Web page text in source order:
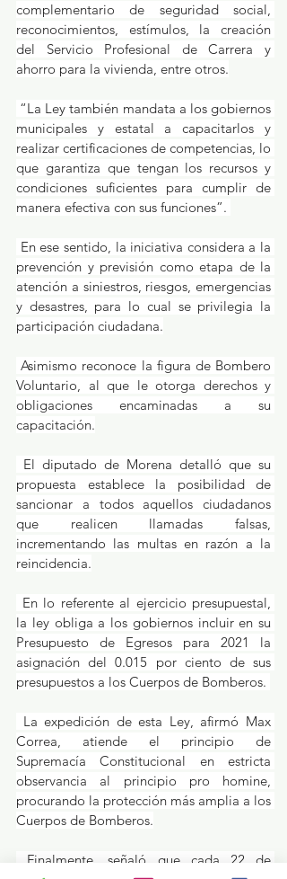
complementario de seguridad social,
reconocimientos, estímulos, la creación
del Servicio Profesional de Carrera y
ahorro para la vivienda, entre otros.
municipales y estatal a capacitarlos y
realizar certificaciones de competencias, lo
que garantiza que tengan los recursos y
condiciones suficientes para cumplir de
manera efectiva con sus funciones”.
prevención y previsión como etapa de la
atención a siniestros, riesgos, emergencias
y desastres, para lo cual se privilegia la
participación ciudadana.
Asimismo reconoce la figura de Bombero
Voluntario, al que le otorga derechos y
obligaciones encaminadas a su
capacitación.
propuesta establece la posibilidad de
sancionar a todos aquellos ciudadanos
que realicen llamadas falsas,
incrementando las multas en razón a la
reincidencia.
la ley obliga a los gobiernos incluir en su
Presupuesto de Egresos para 2021 la
asignación del 0.015 por ciento de sus
presupuestos a los Cuerpos de Bomberos.
Correa, atiende el principio de
Supremacía Constitucional en estricta
observancia al principio pro homine,
procurando la protección más amplia a los
Cuerpos de Bomberos.